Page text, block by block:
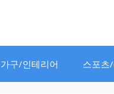
가구/인테리어 스포츠